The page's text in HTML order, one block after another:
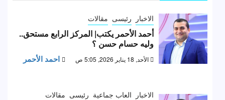
الاخبار رئيسى مقالات
أحمد الأحمر يكتب| المركز الرابع مستحق..
وليه حسام حسن ؟
الأحد, 18 يناير 2026, 5:05 ص احمد الأحمر
الاخبار العاب جماعية رئيسى مقالات